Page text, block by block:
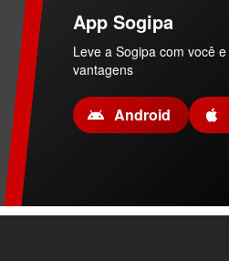
App Sogipa
Leve a Sogipa com você
vantagens
Android
M